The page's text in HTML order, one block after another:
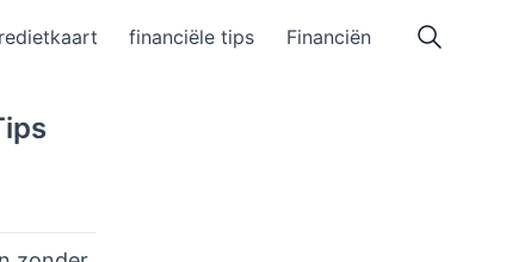
financiële tips Financiën